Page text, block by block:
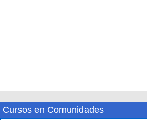
Cursos en Comunidades